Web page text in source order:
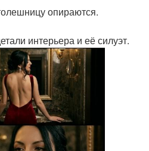
опираются.
интерьера и её силуэт.